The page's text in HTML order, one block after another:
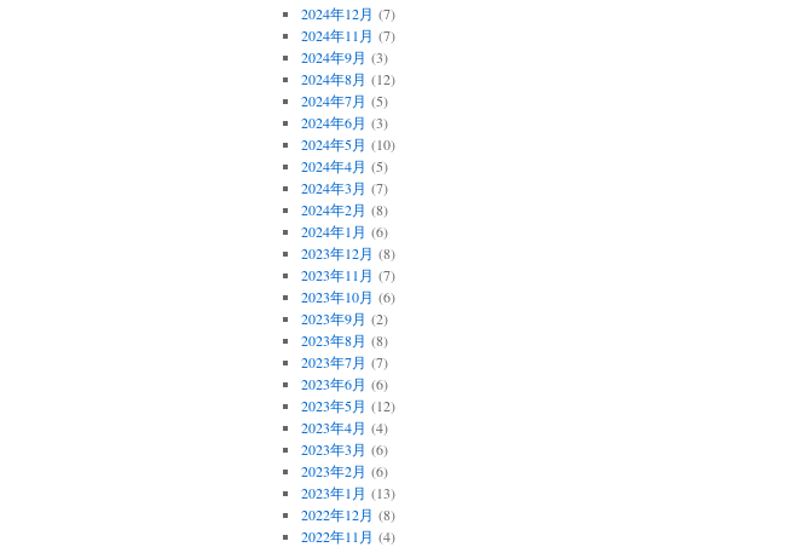
2024年12月 (7)
2024年11月 (7)
2024年9月 (3)
2024年8月 (12)
2024年7月 (5)
2024年6月 (3)
2024年5月 (10)
2024年4月 (5)
2024年3月 (7)
2024年2月 (8)
2024年1月 (6)
2023年12月 (8)
2023年11月 (7)
2023年10月 (6)
2023年9月 (2)
2023年8月 (8)
2023年7月 (7)
2023年6月 (6)
2023年5月 (12)
2023年4月 (4)
2023年3月 (6)
2023年2月 (6)
2023年1月 (13)
2022年12月 (8)
2022年11月 (4)